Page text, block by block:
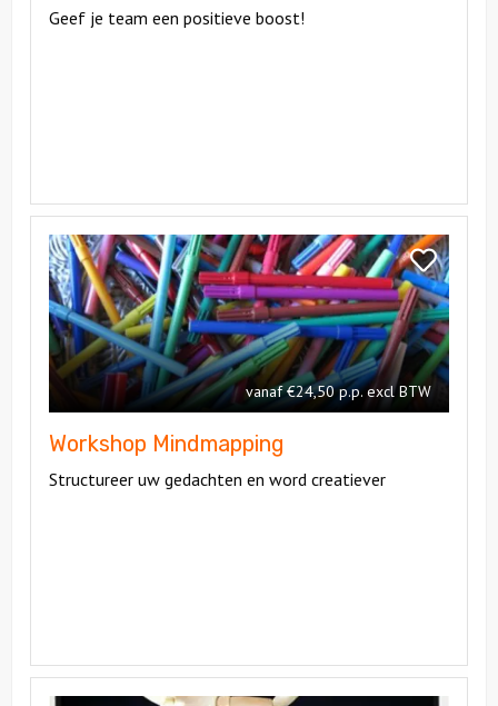
Geef je team een positieve boost!
Bekijk
Workshop
vanaf €24,50 p.p. excl BTW
Workshop Mindmapping
Structureer uw gedachten en word creatiever
Bekijk
Workshop
Mindmapping
Bekijk